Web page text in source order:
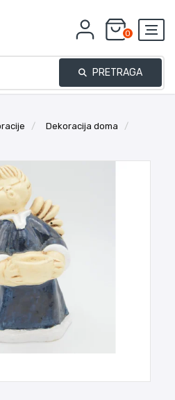
0
PRETRAGA
/ Dekoracija doma
/